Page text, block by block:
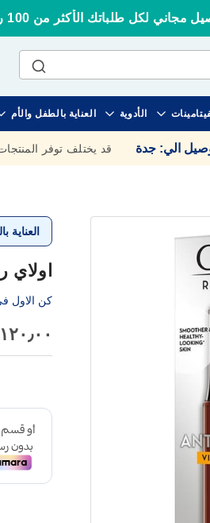
مجاني لكل طلباتك الأكثر من 100 ريال
الأدوية العناية بالطفل والأم
الي: جدة قد يختلف توفر
العناية
اولاي
كن الاول
١٢٠٫٠٠